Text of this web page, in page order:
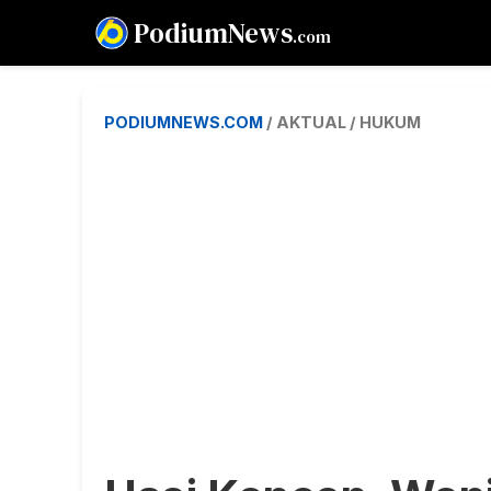
PodiumNews.com
PODIUMNEWS.COM / AKTUAL / HUKUM